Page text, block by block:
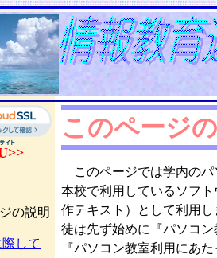
の説明
して
このページ
このページでは学内のパ
本校で利用しているソフ
作テキスト）として利用
徒は先ず始めに『パソコ
『パソコン教室利用にあ